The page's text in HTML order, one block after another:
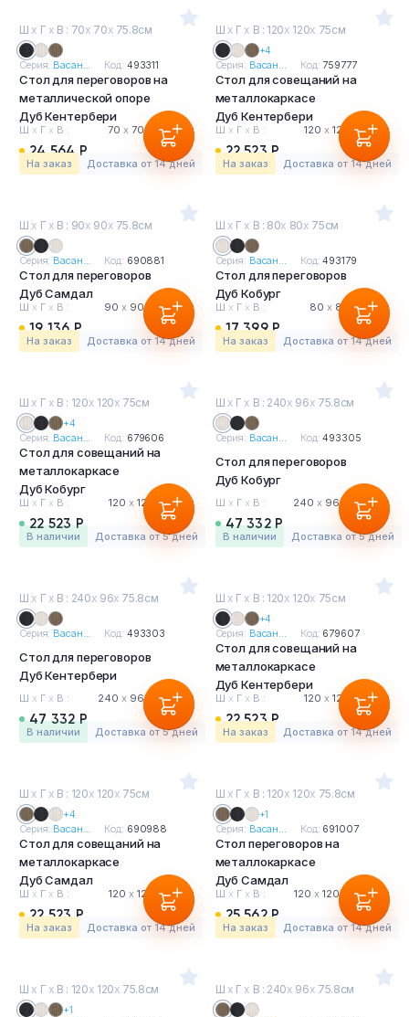
Ш х Г х В : 70х 70х 75.8см
Серия: Васан... Код: 493311
Стол для переговоров на
металлической опоре
Дуб Кентербери
Ш х Г х В : 70 х70 75.8 см
24 564 Р
На заказ Доставка от 14 дней
Ш х Г х В : 120х 120х 75см
+4
Серия: Васан... Код: 759777
Стол для совещаний на
металлокаркасе
Дуб Кентербери
Ш х Г х В : 120 х 120 х75 см
22 523 Р
На заказ Доставка от 14 дней
Ш х Г х В : 90х 90х 75.8см
Серия: Васан... Код: 690881
Стол для переговоров
Дуб Самдал
Ш х Г х В : 90 х90 75.8 см
19 136 Р
На заказ Доставка от 14 дней
Ш х Г х В : 80х 80х 75см
Серия: Васан... Код:493179
Стол для переговоров
Дуб Кобург
Ш х Г х В : 80 х 80 х75 см
17 399 Р
На заказ Доставка от 14 дней
Ш х Г х В : 120х 120х 75см
+4
Серия: Васан... Код: 679606
Стол для совещаний на
металлокаркасе
Дуб Кобург
Ш х Г х В : 120 х120 х75 см
22 523 Р
в наличии Доставка от 5 дней
Ш х Г х В : 240х 96х 75.8см
Серия: Васан... Код:493305
Стол для переговоров
Дуб Кобург
Ш х Г х В : 240 х 96 75.8 см
47 332 Р
в наличии Доставка от 5 дней
Ш х Г х В : 240х 96х 75.8см
Серия: Васан... Код: 493303
Стол для переговоров
Дуб Кентербери
Ш х Г х В : 240 х96 75.8 см
47 332 Р
в наличии Доставка от 5 дней
Ш х Г х В : 120х 120х 75см
+4
Серия: Васан... Код: 679607
Стол для совещаний на
металлокаркасе
Дуб Кентербери
Ш х Г х В : 120 х 120 х75 см
22 523 Р
На заказ Доставка от 14 дней
Ш х Г х В : 120х 120х 75см
+4
Серия: Васан... Код: 690988
Стол для совещаний на
металлокаркасе
Дуб Самдал
Ш х Г х В : 120 х120 х75 см
22 523 Р
На заказ Доставка от 14 дней
Ш х Г х В : 120х 120х 75.8см
+1
Серия: Васан... Код: 691007
Стол переговоров на
металлокаркасе
Дуб Самдал
Ш х Г х В : 120 х 120 75.8 см
25 562 Р
На заказ Доставка от 14 дней
Ш х Г х В : 120х 120х 75.8см
+1
Ш х Г х В : 240х 96х 75.8см